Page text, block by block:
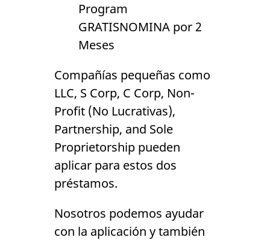
Program
GRATISNOMINA por 2
Meses
Compañías pequeñas como
LLC, S Corp, C Corp, Non-
Profit (No Lucrativas),
Partnership, and Sole
Proprietorship pueden
aplicar para estos dos
préstamos.
Nosotros podemos ayudar
con la aplicación y también